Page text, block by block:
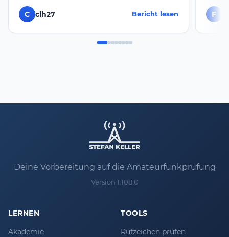
C clh27 Bericht lesen
dann
F
Deine Vorbereitung auf die Amateurfunkprüfung
Version 1.108.0
LERNEN
Akademie
TOOLS
Rufzeichen prüfen